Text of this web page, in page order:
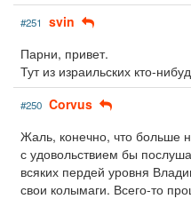
#251 svin
Парни, привет.
Тут из израильских кто-
#250 Corvus
Жаль, конечно, что больше
с удовольствием бы
всяких пердей уровня
свои колымаги. Всего-то